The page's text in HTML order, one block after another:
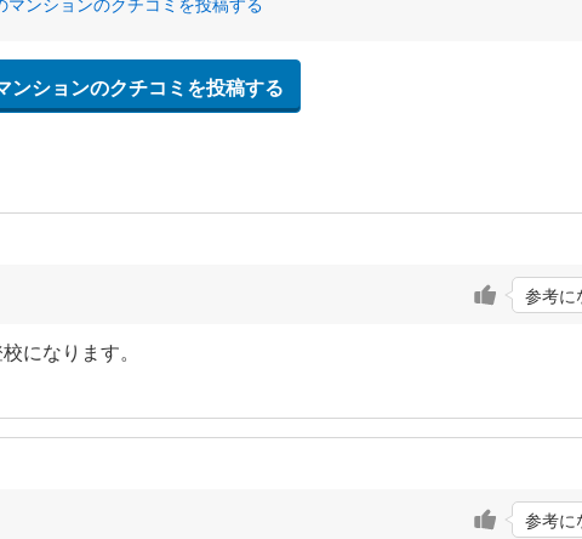
ンションのクチコミを投稿する
参考に
になります。
参考に